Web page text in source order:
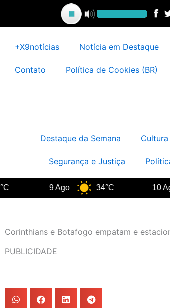
conteúdo
+X9notícias Notícia em Destaque
Contato Política de Cookies (BR)
Destaque da Semana
Segurança e Justiça
9 Ago 34°C 10 Ago
Corinthians e Botafogo empatam e
PUBLICIDADE